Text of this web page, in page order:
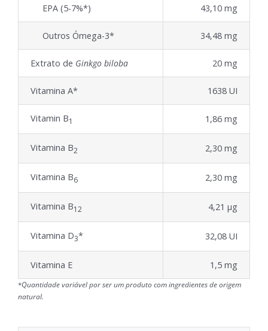
EPA (5-7%*) 43,10 mg
Outros Ómega-3* 34,48 mg
Extrato de Ginkgo biloba 20 mg
Vitamina A* 1638 UI
Vitamin B1 1,86 mg
Vitamina B2 2,30 mg
Vitamina B6 2,30 mg
Vitamina B12 4,21 μg
Vitamina D3* 32,08 UI
Vitamina E 1,5 mg
*Quantidade variável por ser um produto com ingredientes de origem
natural.